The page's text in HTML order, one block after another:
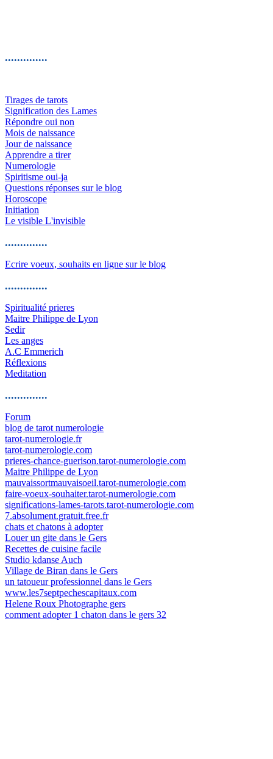
..............
Tirages de tarots
Signification des Lames
Répondre oui non
Mois de naissance
Jour de naissance
Apprendre a tirer
Numerologie
Spiritisme oui-ja
Questions réponses sur le blog
Horoscope
Initiation
Le visible L'invisible
..............
Ecrire voeux, souhaits en ligne sur le blog
..............
Spiritualité prieres
Maitre Philippe de Lyon
Sedir
Les anges
A.C Emmerich
Réflexions
Meditation
..............
Forum
blog de tarot numerologie
tarot-numerologie.fr
tarot-numerologie.com
prieres-chance-guerison.tarot-numerologie.com
Maitre Philippe de Lyon
mauvaissortmauvaisoeil.tarot-numerologie.com
faire-voeux-souhaiter.tarot-numerologie.com
significations-lames-tarots.tarot-numerologie.com
7.absolument.gratuit.free.fr
chats et chatons à adopter
Louer un gite dans le Gers
Recettes de cuisine facile
Studio kdanse Auch
Village de Biran dans le Gers
un tatoueur professionnel dans le Gers
www.les7septpechescapitaux.com
Helene Roux Photographe gers
comment adopter 1 chaton dans le gers 32